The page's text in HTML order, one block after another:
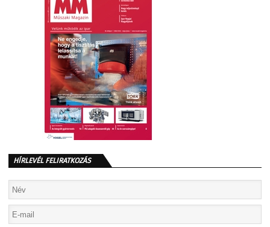
HÍRLEVÉL FELIRATKOZÁS